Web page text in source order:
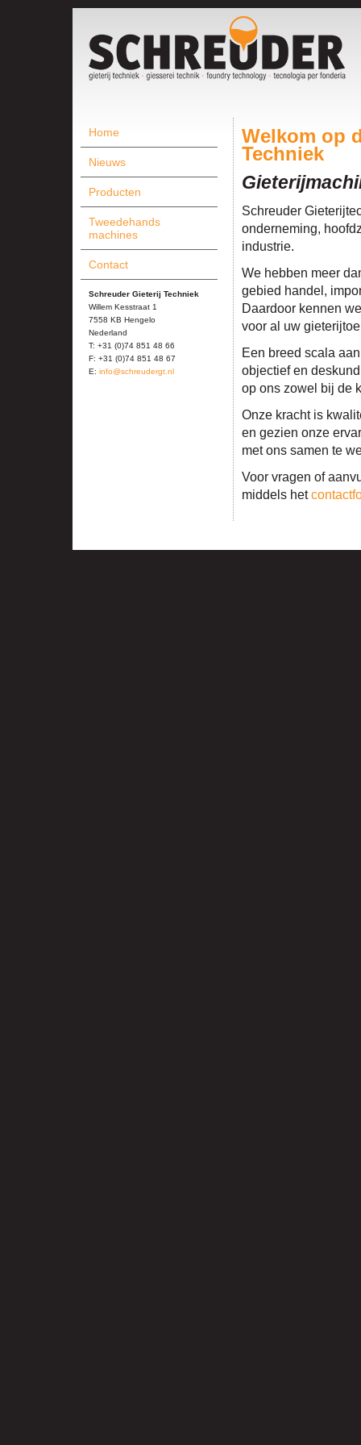
Home
Nieuws
Producten
Tweedehands
machines
Contact
Schreuder Gieterij Techniek
Willem Kesstraat 1
7558 KB Hengelo
Nederland
T: +31 (0)74 851 48 66
F: +31 (0)74 851 48 67
E: info@schreudergt.nl
Welkom op
Techniek
Schreuder
onderneming,
industrie.
We hebben meer
gebied handel,
Daardoor kennen
voor al uw
Een breed scala
objectief en
op ons zowel bij de
Onze kracht is
en gezien onze
met ons samen te
Voor vragen of
middels het